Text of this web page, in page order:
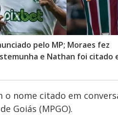
pelo MP; Moraes fez
e Nathan foi citado
nome citado em
Goiás (MPGO).